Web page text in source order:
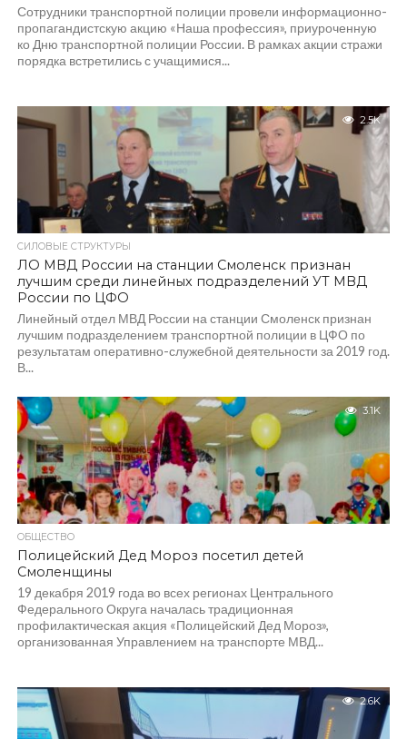
Сотрудники транспортной полиции провели информационно-
пропагандистскую акцию «Наша профессия», приуроченную
ко Дню транспортной полиции России. В рамках акции стражи
порядка встретились с учащимися...
2.5K
СИЛОВЫЕ СТРУКТУРЫ
ЛО МВД России на станции Смоленск признан
лучшим среди линейных подразделений УТ МВД
России по ЦФО
Линейный отдел МВД России на станции Смоленск признан
лучшим подразделением транспортной полиции в ЦФО по
результатам оперативно-служебной деятельности за 2019 год.
В...
3.1K
ОБЩЕСТВО
Полицейский Дед Мороз посетил детей
Смоленщины
19 декабря 2019 года во всех регионах Центрального
Федерального Округа началась традиционная
профилактическая акция «Полицейский Дед Мороз»,
организованная Управлением на транспорте МВД...
2.6K